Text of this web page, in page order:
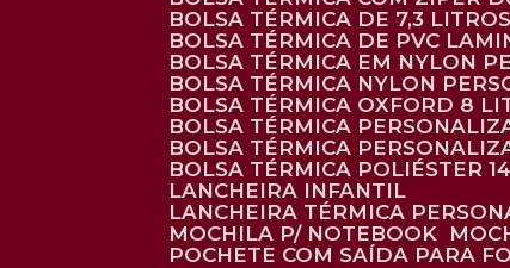
BOLSA TÉRMICA DE 7,3
BOLSA TÉRMICA DE PVC
BOLSA TÉRMICA EM NYLON
BOLSA TÉRMICA NYLON
BOLSA TÉRMICA OXFORD 8
BOLSA TÉRMICA
BOLSA TÉRMICA
BOLSA TÉRMICA POLIÉSTER
LANCHEIRA INFANTIL
LANCHEIRA TÉRMICA
MOCHILA P/ NOTEBOOK
POCHETE COM SAÍDA PARA